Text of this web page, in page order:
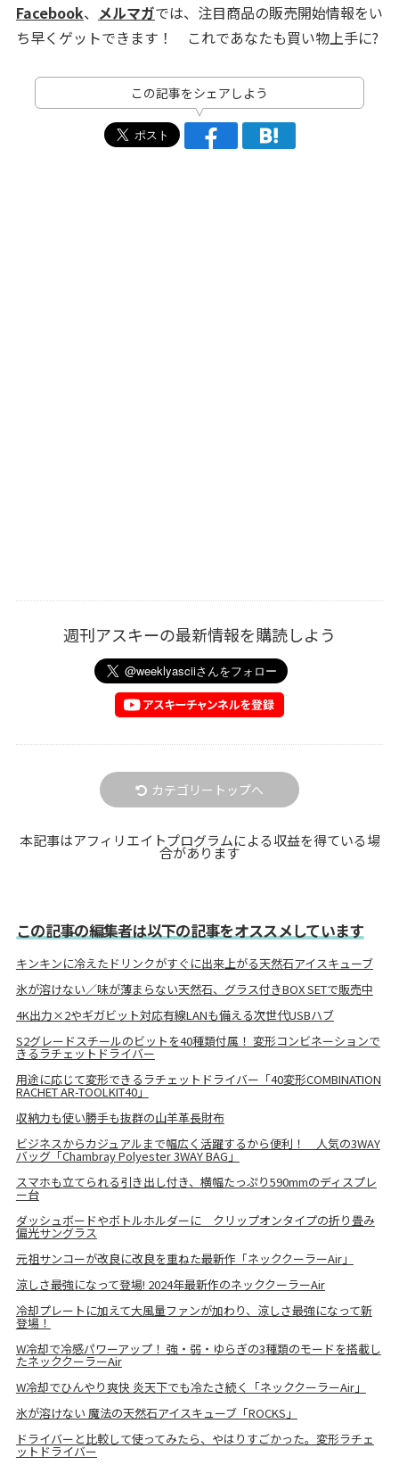
Facebook、 メルマガでは、注目商品の販売開始情報をい
ち早くゲットできます！ これであなたも買い物上手に?
この記事をシェアしよう
週刊アスキーの最新情報を購読しよう
カテゴリートップへ
本記事はアフィリエイトプログラムによる収益を得ている場
合があります
この記事の編集者は以下の記事をオススメしています
キンキンに冷えたドリンクがすぐに出来上がる天然石アイスキューブ
氷が溶けない／味が薄まらない天然石、グラス付きBOX SETで販売中
4K出力×2やギガビット対応有線LANも備える次世代USBハブ
S2グレードスチールのビットを40種類付属！ 変形コンビネーションで
きるラチェットドライバー
用途に応じて変形できるラチェットドライバー「40変形COMBINATION
RACHET AR-TOOLKIT40」
収納力も使い勝手も抜群の山羊革長財布
ビジネスからカジュアルまで幅広く活躍するから便利！ 人気の3WAY
バッグ「Chambray Polyester 3WAY BAG」
スマホも立てられる引き出し付き、横幅たっぷり590mmのディスプレ
ー台
ダッシュボードやボトルホルダーに クリップオンタイプの折り畳み
偏光サングラス
元祖サンコーが改良に改良を重ねた最新作「ネッククーラーAir」
涼しさ最強になって登場! 2024年最新作のネッククーラーAir
冷却プレートに加えて大風量ファンが加わり、涼しさ最強になって新
登場！
W冷却で冷感パワーアップ！ 強・弱・ゆらぎの3種類のモードを搭載し
たネッククーラーAir
W冷却でひんやり爽快 炎天下でも冷たさ続く「ネッククーラーAir」
氷が溶けない 魔法の天然石アイスキューブ「ROCKS」
ドライバーと比較して使ってみたら、やはりすごかった。変形ラチェ
ットドライバー